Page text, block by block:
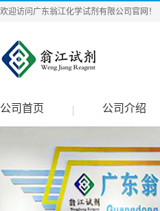
欢迎访问广东翁江化学试剂有限公司官网！
公司首页 公司介绍